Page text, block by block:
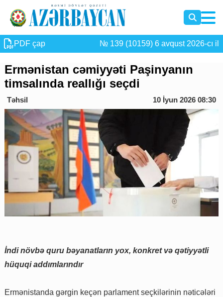
PDF çap № 139 (10159) 6 avqust 2026-cı il
Ermənistan cəmiyyəti Paşinyanın
timsalında reallığı seçdi
Təhsil 10 İyun 2026 08:30
İndi növbə quru bəyanatların yox, konkret və qətiyyətli
hüquqi addımlarındır
Ermənistanda gərgin keçən parlament seçkilərinin nəticələri